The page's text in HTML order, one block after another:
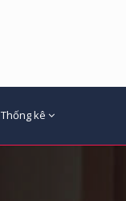
Thống kê